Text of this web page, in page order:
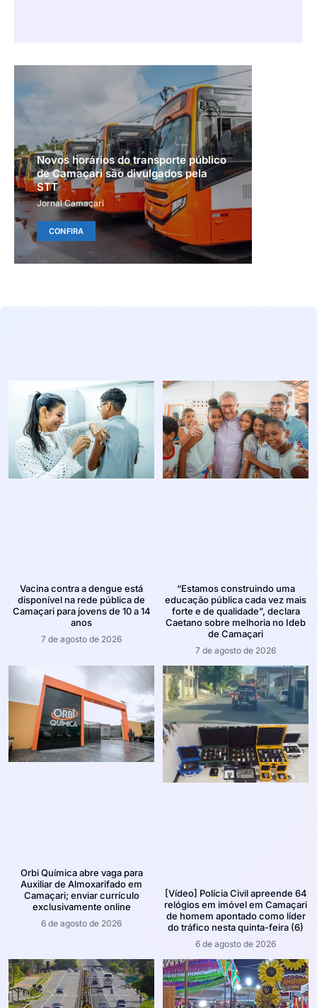
Novos horários do transporte público
de Camaçari são divulgados pela
STT
Jornal Camaçari
CONFIRA
Vacina contra a dengue está
disponível na rede pública de
Camaçari para jovens de 10 a 14
anos
7 de agosto de 2026
“Estamos construindo uma
educação pública cada vez mais
forte e de qualidade”, declara
Caetano sobre melhoria no Ideb
de Camaçari
7 de agosto de 2026
Orbi Química abre vaga para
Auxiliar de Almoxarifado em
Camaçari; enviar currículo
exclusivamente online
6 de agosto de 2026
[Vídeo] Polícia Civil apreende 64
relógios em imóvel em Camaçari
de homem apontado como líder
do tráfico nesta quinta-feira (6)
6 de agosto de 2026